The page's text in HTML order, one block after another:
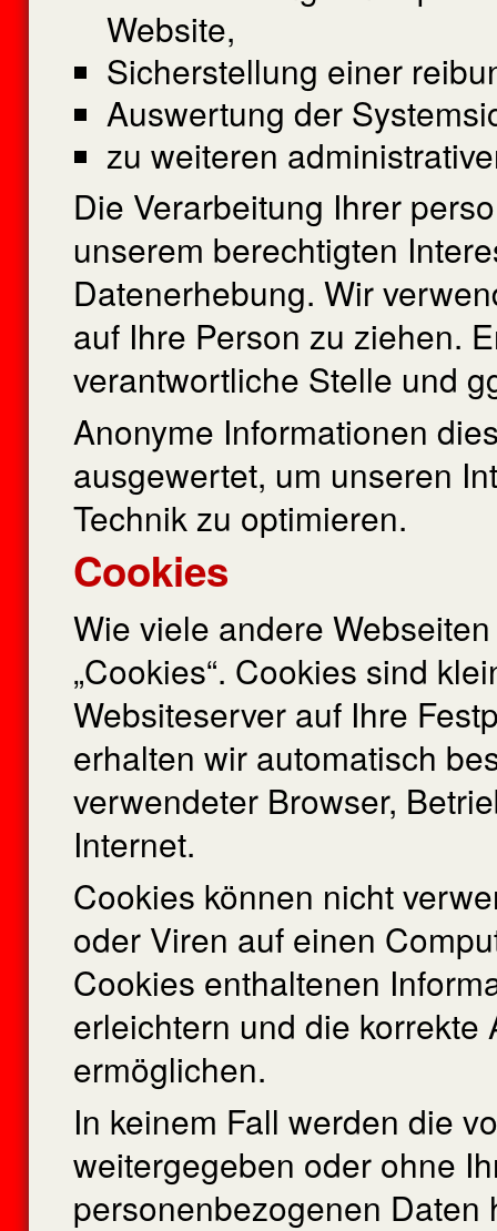
Website,
Sicherstellung einer
Auswertung der
zu weiteren
Die Verarbeitung Ihrer
unserem berechtigten
Datenerhebung. Wir
auf Ihre Person zu ziehen.
verantwortliche Stelle und
Anonyme Informationen
ausgewertet, um unseren
Technik zu optimieren.
Cookies
Wie viele andere
„Cookies“. Cookies sind
Websiteserver auf Ihre
erhalten wir automatisch
verwendeter Browser,
Internet.
Cookies können nicht
oder Viren auf einen
Cookies enthaltenen
erleichtern und die
ermöglichen.
In keinem Fall werden die
weitergegeben oder ohne
personenbezogenen Daten